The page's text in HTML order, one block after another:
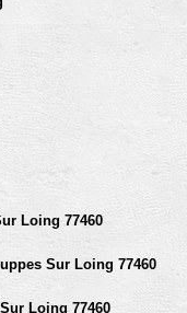
Loing 77460
Sur Loing 77460
Loing 77460